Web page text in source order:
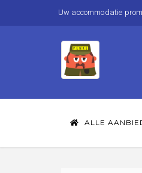
Uw accommodatie
ALLE